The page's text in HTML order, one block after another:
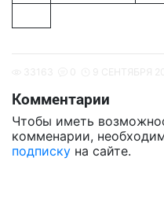
Комментарии
Чтобы иметь
комменарии,
подписку на сайте.